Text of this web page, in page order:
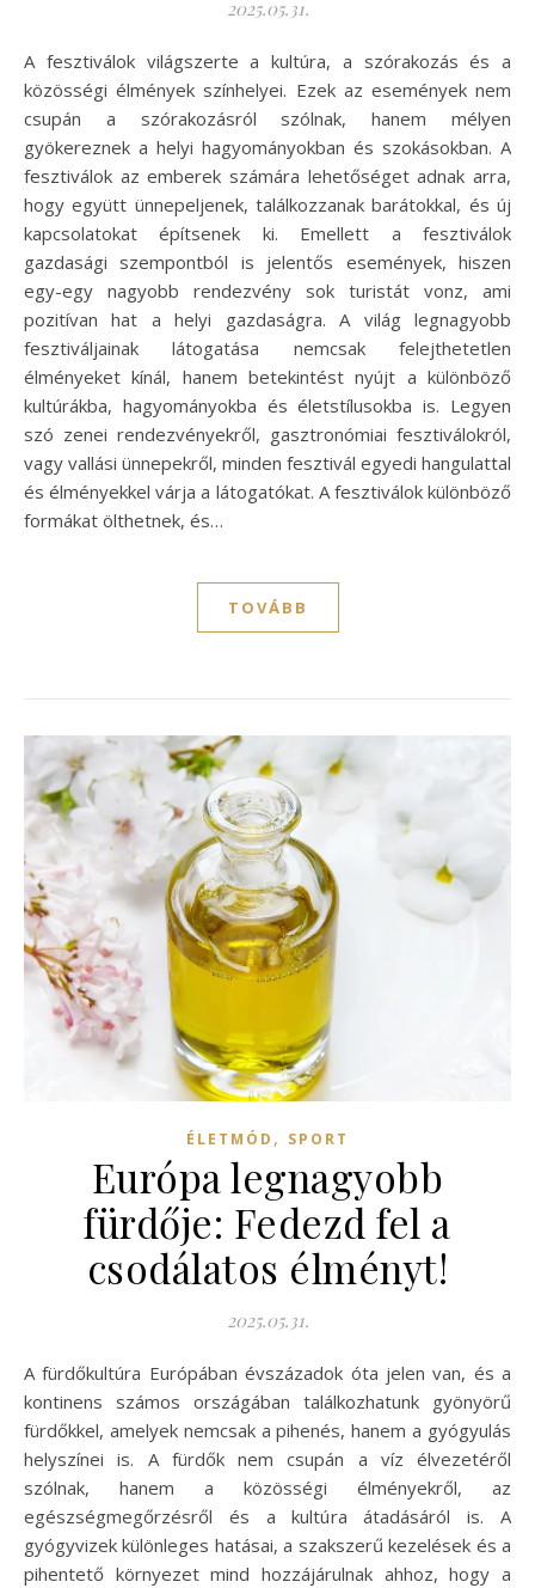
2025.05.31.
A fesztiválok világszerte a kultúra, a szórakozás és a
közösségi élmények színhelyei. Ezek az események nem
csupán a szórakozásról szólnak, hanem mélyen
gyökereznek a helyi hagyományokban és szokásokban. A
fesztiválok az emberek számára lehetőséget adnak arra,
hogy együtt ünnepeljenek, találkozzanak barátokkal, és új
kapcsolatokat építsenek ki. Emellett a fesztiválok
gazdasági szempontból is jelentős események, hiszen
egy-egy nagyobb rendezvény sok turistát vonz, ami
pozitívan hat a helyi gazdaságra. A világ legnagyobb
fesztiváljainak látogatása nemcsak felejthetetlen
élményeket kínál, hanem betekintést nyújt a különböző
kultúrákba, hagyományokba és életstílusokba is. Legyen
szó zenei rendezvényekről, gasztronómiai fesztiválokról,
vagy vallási ünnepekről, minden fesztivál egyedi hangulattal
és élményekkel várja a látogatókat. A fesztiválok különböző
formákat ölthetnek, és…
TOVÁBB
ÉLETMÓD , SPORT
Európa legnagyobb
fürdője: Fedezd fel a
csodálatos élményt!
2025.05.31.
A fürdőkultúra Európában évszázadok óta jelen van, és a
kontinens számos országában találkozhatunk gyönyörű
fürdőkkel, amelyek nemcsak a pihenés, hanem a gyógyulás
helyszínei is. A fürdők nem csupán a víz élvezetéről
szólnak, hanem a közösségi élményekről, az
egészségmegőrzésről és a kultúra átadásáról is. A
gyógyvizek különleges hatásai, a szakszerű kezelések és a
pihentető környezet mind hozzájárulnak ahhoz, hogy a